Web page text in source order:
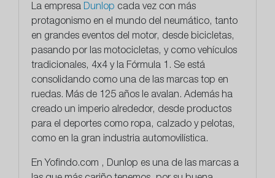
La empresa Dunlop cada vez con más
protagonismo en el mundo del neumático, tanto
en grandes eventos del motor, desde bicicletas,
pasando por las motocicletas, y como vehículos
tradicionales, 4x4 y la Fórmula 1. Se está
consolidando como una de las marcas top en
ruedas. Más de 125 años le avalan. Además ha
creado un imperio alrededor, desde productos
para el deportes como ropa, calzado y pelotas,
como en la gran industria automovilística.
En Yofindo.com , Dunlop es una de las marcas a